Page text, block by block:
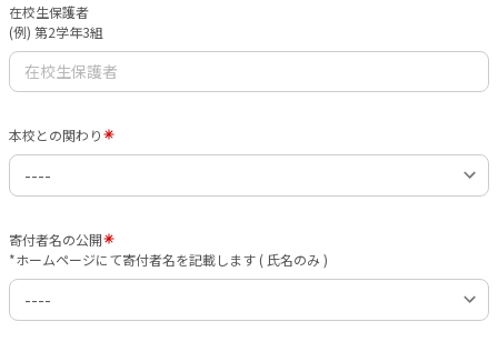
在校生保護者
(例) 第2学年3組
本校との関わり
寄付者名の公開
*ホームページにて寄付者名を記載します ( 氏名のみ )